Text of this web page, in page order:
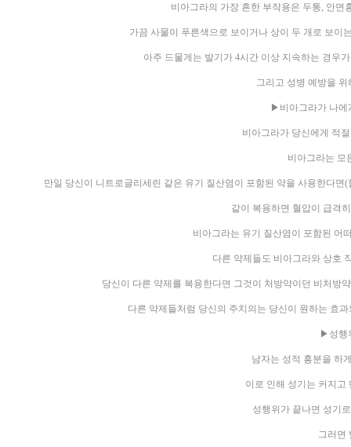
비아그라의 가장 흔한 부작용은 두통, 안면
가끔 사물이 푸른색으로 보이거나 상이 두 개로 보이
아주 드물게는 발기가 4시간 이상 지속하는 경우
그리고 성병 예방을
▶비아그라가 나에
비아그라가 당신에게 적
비아그라는 모
만일 당신이 니트로글리세린 같은 유기 질산염이 포함된 약을 사용한다
같이 복용하면 혈압이 급격
비아그라는 유기 질산염이 포함된 어
다른 약제들도 비아그라와 상호
당신이 다른 약제를 복용한다면 그것이 처방약이던 비처방
다른 약제들처럼 당신의 주치의는 당신이 원하는 효
▶성행
남자는 성적 흥분을 하
이로 인해 성기는 커지고
성행위가 끝나면 성기
그러면